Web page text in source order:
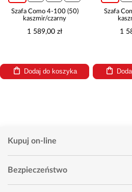
4-100 (50)
koszyka
Szafa Como 4-100 (50)
Dodaj do koszyka
Kupuj on-line
Bezpieczeństwo